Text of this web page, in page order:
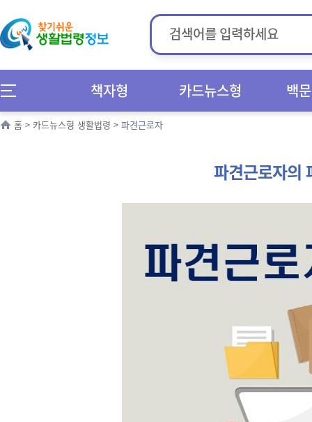
책자형 카드뉴스형 백
홈 > 카드뉴스형 생활법령 > 파견근로자
파견근로자의